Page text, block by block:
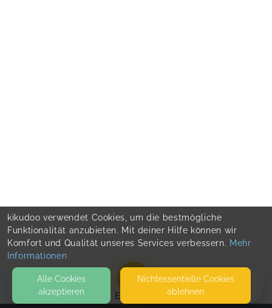
EVENTS
kikudoo verwendet Cookies, um die bestmögliche
Funktionalität anzubieten. Mit deiner Hilfe können wir
Komfort und Qualität unseres Services verbessern. Mehr
Informationen
Alle Cookies
akzeptieren
Nicht­essentielle Cookies
ablehnen